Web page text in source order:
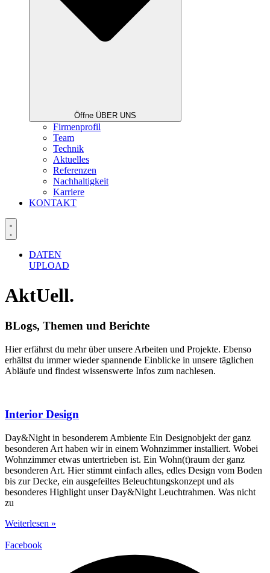
Öffne ÜBER UNS
Firmenprofil
Team
Technik
Aktuelles
Referenzen
Nachhaltigkeit
Karriere
KONTAKT
DATEN
UPLOAD
AktUell.
BLogs, Themen und Berichte
Hier erfährst du mehr über unsere Arbeiten und Projekte. Ebenso
erhältst du immer wieder spannende Einblicke in unsere täglichen
Abläufe und findest wissenswerte Infos zum nachlesen.
Interior Design
Day&Night in besonderem Ambiente Ein Designobjekt der ganz
besonderen Art haben wir in einem Wohnzimmer installiert. Wobei
Wohnzimmer etwas untertrieben ist. Ein Wohn(t)raum der ganz
besonderen Art. Hier stimmt einfach alles, edles Design vom Boden
bis zur Decke, ein ausgefeiltes Beleuchtungskonzept und als
besonderes Highlight unser Day&Night Leuchtrahmen. Was nicht
zu
Weiterlesen »
Facebook